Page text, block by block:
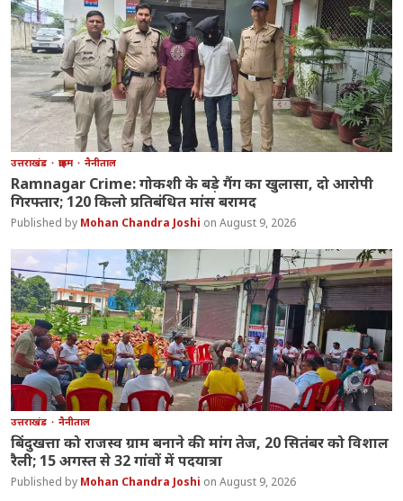
उत्तराखंड क्राइम नैनीताल
Ramnagar Crime: गोकशी के बड़े गैंग का खुलासा, दो आरोपी
गिरफ्तार; 120 किलो प्रतिबंधित मांस बरामद
Mohan Chandra Joshi August 9, 2026
उत्तराखंड नैनीताल
बिंदुखत्ता को राजस्व ग्राम बनाने की मांग तेज, 20 सितंबर को विशाल
रैली; 15 अगस्त से 32 गांवों में पदयात्रा
Mohan Chandra Joshi August 9, 2026